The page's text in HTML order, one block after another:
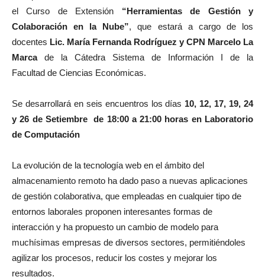
el Curso de Extensión “Herramientas de Gestión y
Colaboración en la Nube”, que estará a cargo de los
docentes Lic. María Fernanda Rodríguez y CPN Marcelo La
Marcade la Cátedra Sistema de Información I de la
Facultad de Ciencias Económicas.
Se desarrollará en seis encuentros los días 10, 12, 17, 19, 24
y 26 de Setiembre de 18:00 a 21:00 horas en Laboratorio
de Computación
La evolución de la tecnología web en el ámbito del
almacenamiento remoto ha dado paso a nuevas aplicaciones
de gestión colaborativa, que empleadas en cualquier tipo de
entornos laborales proponen interesantes formas de
interacción y ha propuesto un cambio de modelo para
muchísimas empresas de diversos sectores, permitiéndoles
agilizar los procesos, reducir los costes y mejorar los
resultados.